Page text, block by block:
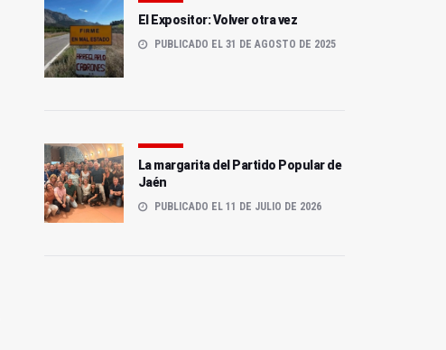
El Expositor: Volver otra vez
PUBLICADO EL 31 DE AGOSTO DE 2025
La margarita del Partido Popular de
Jaén
PUBLICADO EL 11 DE JULIO DE 2026